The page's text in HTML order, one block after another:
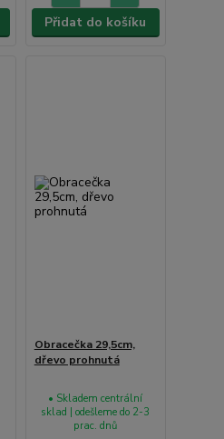
Přidat do košíku
Obracečka 29,5cm,
dřevo prohnutá
• Skladem centrální
sklad | odešleme do 2-3
prac. dnů